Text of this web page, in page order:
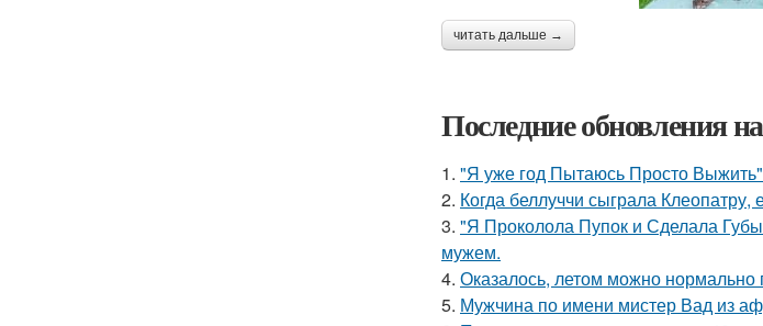
читать дальше →
Последние обновления
1. "Я уже год Пытаюсь Просто
2. Когда беллуччи сыграла
3. "Я Проколола Пупок и Сделала
мужем.
4. Оказалось, летом можно нормально
5. Мужчина по имени мистер Вад из